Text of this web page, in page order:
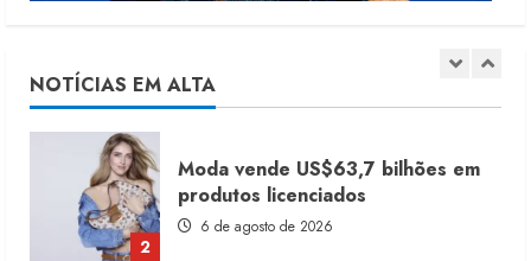
NOTÍCIAS EM ALTA
2
6 de agosto de 2026
3
Renata Caixeta assume Movimento
Sou de Algodão
5 de agosto de 2026